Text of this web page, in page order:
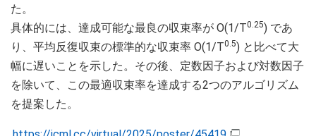
た。
具体的には、達成可能な最良の収束率が O(1/T0.25) であ
り、平均反復収束の標準的な収束率 O(1/T0.5) と比べて大
幅に遅いことを示した。その後、定数因子および対数因子
を除いて、この最適収束率を達成する2つのアルゴリズム
を提案した。